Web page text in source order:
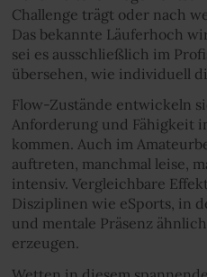
Challenge trägt oder nach
Das bekannte Läuferhoch
sei es ausschließlich im
übersehen, wie individuell
Flow-Zustände entwickeln
Anforderung und Fähigkeit
kommen. Auch im
auftreten, manchmal leise,
intensiv. Vergleichbare
Disziplinen wie eSports, in
und mentale Präsenz
erzeugen.